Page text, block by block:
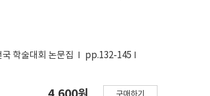
학술대회 논문집
pp.132-145